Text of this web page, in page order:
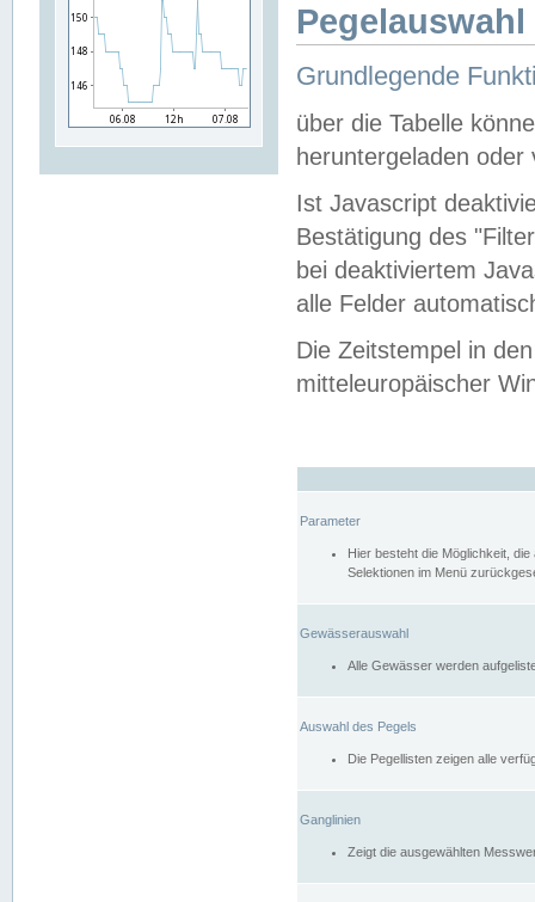
Grundlegende
über die Tabelle
heruntergeladen oder
Ist Javascript
Bestätigung des
bei deaktiviertem
alle Felder
Die Zeitstempel in
mitteleuropäischer
Parameter
Hier besteht die Möglichkeit,
Selektionen im Menü
Gewässerauswahl
Alle Gewässer werden
Auswahl des Pegels
Die Pegellisten zeigen alle
Ganglinien
Zeigt die ausgewählten